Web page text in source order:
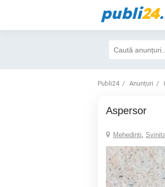
publi24
Publi24 Anunțuri
Aspersor
Mehedinti,